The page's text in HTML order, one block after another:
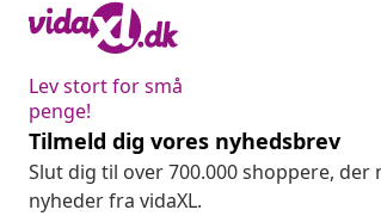
Lev stort for små
penge!
Tilmeld dig vores nyhedsbrev
Slut dig til over 700.000 shoppere,
nyheder fra vidaXL.